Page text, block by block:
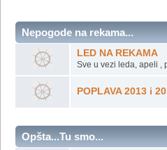
Nepogode na rekama...
LED NA REKAMA
Sve u vezi leda, apeli ,
POPLAVA 2013 i
Opšta...Tu smo...